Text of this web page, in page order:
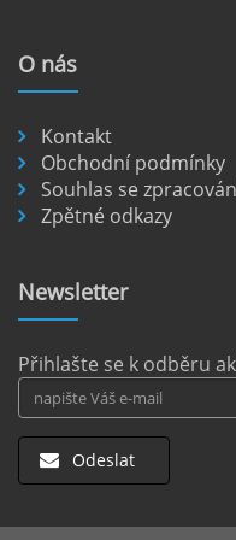
Pronájem
Letiště Berlín
dopravním
okolních
číst :celý
O nás
Kontakt
Obchodní podmínky
Souhlas se
Zpětné odkazy
Newsletter
Přihlašte se k odběru
Odeslat